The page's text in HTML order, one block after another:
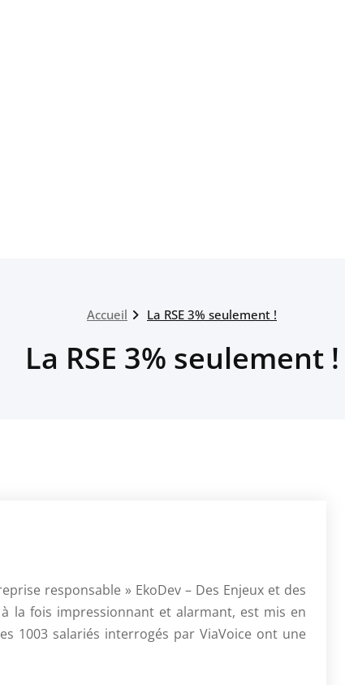
Accueil La RSE 3% seulement !
La RSE 3% seulement !
responsable » EkoDev – Des Enjeux et des
la fois impressionnant et alarmant, est mis en
1003 salariés interrogés par ViaVoice ont une